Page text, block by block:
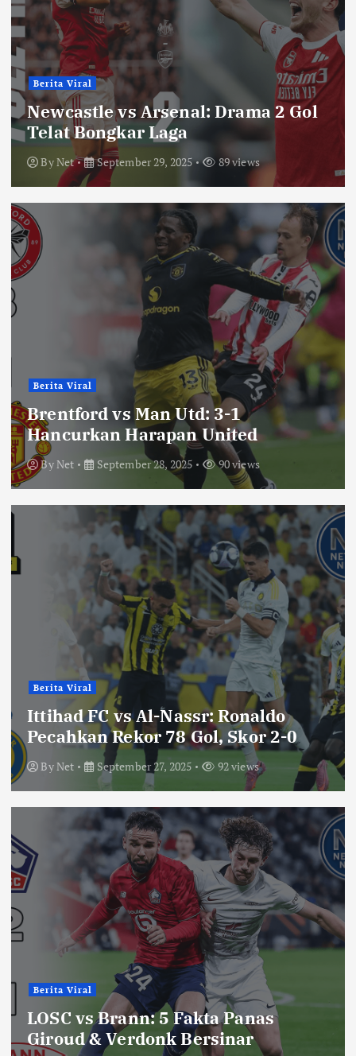
Berita Viral
Newcastle vs Arsenal: Drama 2 Gol
Telat Bongkar Laga
ByNet September 29, 2025 89 views
Berita Viral
Brentford vs Man Utd: 3-1
Hancurkan Harapan United
ByNet September 28, 2025 90 views
Berita Viral
Ittihad FC vs Al-Nassr: Ronaldo
Pecahkan Rekor 78 Gol, Skor 2-0
ByNet September 27, 2025 92 views
Berita Viral
LOSC vs Brann: 5 Fakta Panas
Giroud & Verdonk Bersinar